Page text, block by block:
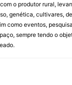
o produtor rural,
genética, cultivares,
como eventos,
sempre tendo o